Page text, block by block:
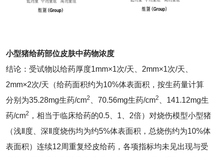
小型猪给药部位皮肤中药物浓度
结论：受试物以给药厚度1mm×1次/天、2mm×1次/天、
2mm×2次/天（给药面积约为10%体表面积，按生药量计算
分别为35.28mg生药/cm2 、70.56mg生药/cm2
、141.12mg生
药/cm2 ，相当于临床给药的0.5、1、2倍）对烧伤模型小型猪
（浅Ⅱ度、深Ⅱ度烧伤均为约5%体表面积，总烧伤约为10%体
表面积）连续12周重复经皮给药，各项指标均未见出现与受